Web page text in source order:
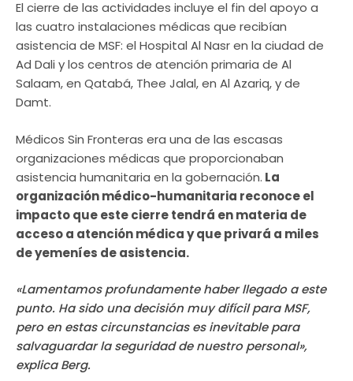
El cierre de las actividades incluye el fin del apoyo a
las cuatro instalaciones médicas que recibían
asistencia de MSF: el Hospital Al Nasr en la ciudad de
Ad Dali y los centros de atención primaria de Al
Salaam, en Qatabá, Thee Jalal, en Al Azariq, y de
Damt.
Médicos Sin Fronteras era una de las escasas
organizaciones médicas que proporcionaban
asistencia humanitaria en la gobernación. La
organización médico-humanitaria reconoce el
impacto que este cierre tendrá en materia de
acceso a atención médica y que privará a miles
de yemeníes de asistencia.
«Lamentamos profundamente haber llegado a este
punto. Ha sido una decisión muy difícil para MSF,
pero en estas circunstancias es inevitable para
salvaguardar la seguridad de nuestro personal»,
explica Berg.